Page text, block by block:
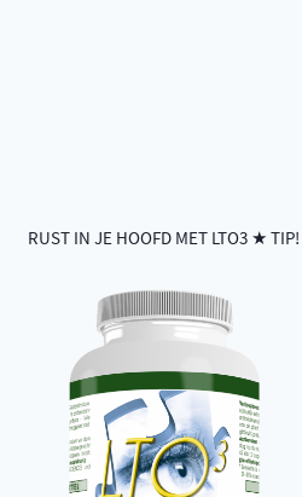
RUST IN JE HOOFD MET LTO3 ★ TIP!